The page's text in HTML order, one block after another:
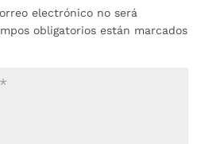
electrónico no será
obligatorios están marcados